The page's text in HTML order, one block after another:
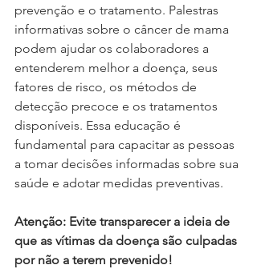
prevenção e o tratamento. Palestras
informativas sobre o câncer de mama
podem ajudar os colaboradores a
entenderem melhor a doença, seus
fatores de risco, os métodos de
detecção precoce e os tratamentos
disponíveis. Essa educação é
fundamental para capacitar as pessoas
a tomar decisões informadas sobre sua
saúde e adotar medidas preventivas.
Atenção: Evite transparecer a ideia de
que as vítimas da doença são culpadas
por não a terem prevenido!